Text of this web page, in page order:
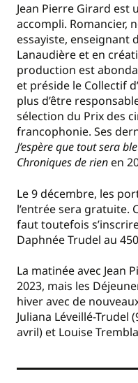
Jean Pierre Girard
accompli. Romancier,
essayiste, enseignant
Lanaudière et en
production est
et préside le Collectif
plus d’être
sélection du Prix des
francophonie. Ses
J’espère que tout sera
Chroniques de rien en
Le 9 décembre, les
l’entrée sera gratuite.
faut toutefois
Daphnée Trudel au
La matinée avec Jean
2023, mais les
hiver avec de
Juliana Léveillé-Trudel
avril) et Louise